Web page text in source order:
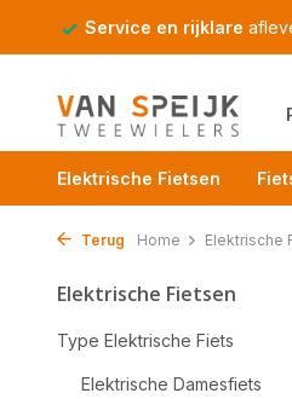
Service en rijklare
Elektrische Fietsen
Terug Home Elektrische
Elektrische Fietsen
Type Elektrische Fiets
Elektrische Damesfiets